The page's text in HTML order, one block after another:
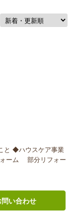
と ◆ハウスケア事業
ーム 部分リフォー
問い合わせ